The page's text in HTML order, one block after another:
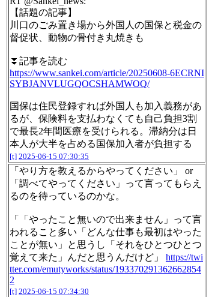
【話題の記事】
川口のごみ置き場から外国人の国保と税金の
督促状、動物の骨付き丸焼きも
⏬記事を読む
https://www.sankei.com/article/20250608-6ECRNI
SYBJANVLUGQOCSHAMWOQ/
国保は住民登録すれば外国人も加入義務があ
るが、保険料を支払わなくても自己負担3割
で最長2年間医療を受けられる。滞納分は日
本人が大半を占める国保加入者が負担する
[t] 2025-06-15 07:30:35
「やり方を教えるからやってください」 or
「調べてやってください」って言ってもらえ
るのを待っているのかな。
「「やったこと無いので出来ません」って言
われること多い「どんな仕事も最初はやった
ことが無い」と思うし「それをひとつひとつ
覚えて来た」んだと思うんだけど」 https://twi
tter.com/emutyworks/status/193370291362662854
2
[t] 2025-06-15 07:34:30